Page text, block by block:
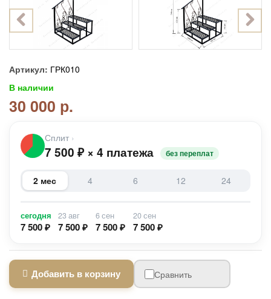
Артикул: ГРК010
В наличии
30 000 р.
Сплит ›
7 500 ₽ × 4 платежа без переплат
2 мес 4 6 12 24
сегодня
7 500 ₽
23 авг
7 500 ₽
6 сен
7 500 ₽
20 сен
7 500 ₽
Добавить в корзину Сравнить